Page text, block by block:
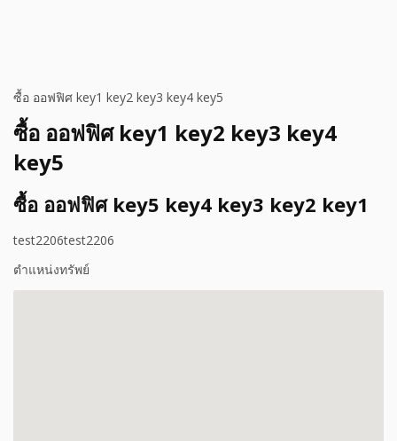
ซื้อ ออฟฟิศ key1 key2 key3 key4 key5
ซื้อ ออฟฟิศ key1 key2 key3 key4
key5
ซื้อ ออฟฟิศ key5 key4 key3 key2 key1
test2206test2206
ตำแหน่งทรัพย์